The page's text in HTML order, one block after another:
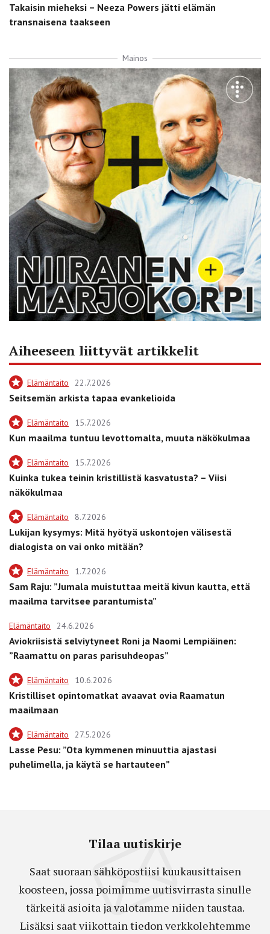
Takaisin mieheksi – Neeza Powers jätti elämän
transnaisena taakseen
Mainos
Aiheeseen liittyvät artikkelit
Elämäntaito 22.7.2026
Seitsemän arkista tapaa evankelioida
Elämäntaito 15.7.2026
Kun maailma tuntuu levottomalta, muuta näkökulmaa
Elämäntaito 15.7.2026
Kuinka tukea teinin kristillistä kasvatusta? – Viisi
näkökulmaa
Elämäntaito 8.7.2026
Lukijan kysymys: Mitä hyötyä uskontojen välisestä
dialogista on vai onko mitään?
Elämäntaito 1.7.2026
Sam Raju: ”Jumala muistuttaa meitä kivun kautta, että
maailma tarvitsee parantumista”
Elämäntaito 24.6.2026
Aviokriisistä selviytyneet Roni ja Naomi Lempiäinen:
”Raamattu on paras parisuhdeopas”
Elämäntaito 10.6.2026
Kristilliset opintomatkat avaavat ovia Raamatun
maailmaan
Elämäntaito 27.5.2026
Lasse Pesu: ”Ota kymmenen minuuttia ajastasi
puhelimella, ja käytä se hartauteen”
Tilaa uutiskirje
Saat suoraan sähköpostiisi kuukausittaisen
koosteen, jossa poimimme uutisvirrasta sinulle
tärkeitä asioita ja valotamme niiden taustaa.
Lisäksi saat viikottain tiedon verkkolehtemme